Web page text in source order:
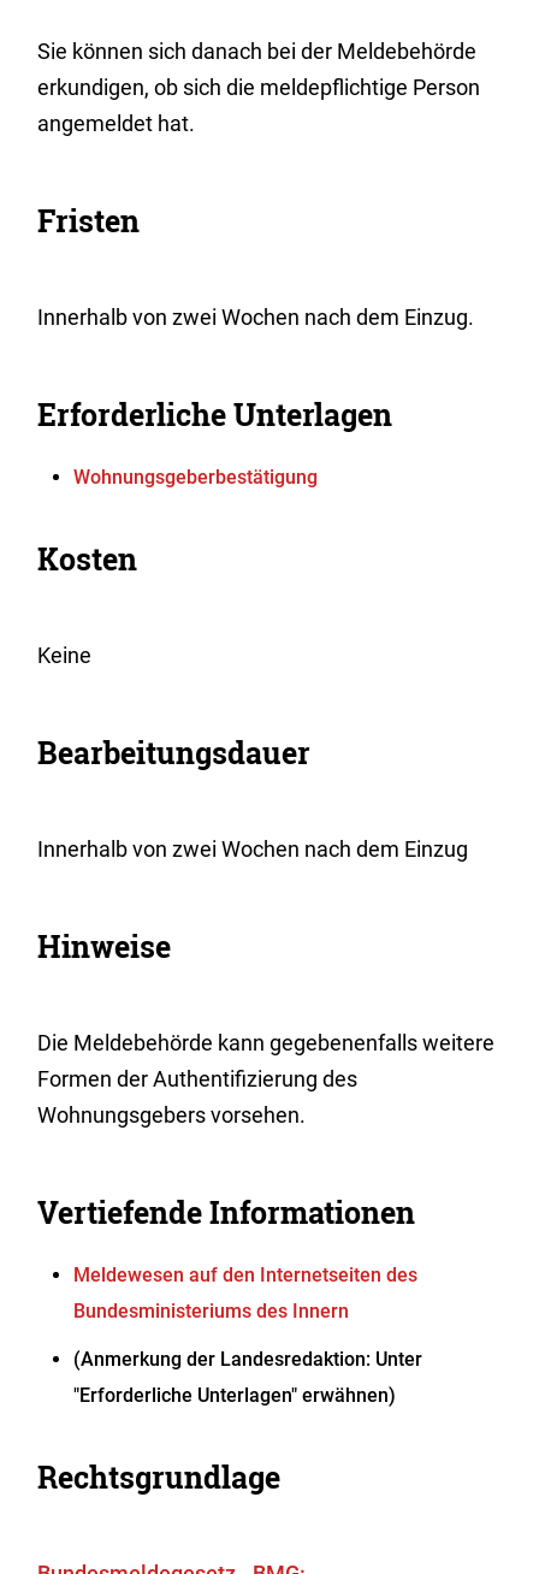
Sie können sich danach bei der Meldebehörde
erkundigen, ob sich die meldepflichtige Person
angemeldet hat.
Fristen
Innerhalb von zwei Wochen nach dem Einzug.
Erforderliche Unterlagen
Wohnungsgeberbestätigung
Kosten
Keine
Bearbeitungsdauer
Innerhalb von zwei Wochen nach dem Einzug
Hinweise
Die Meldebehörde kann gegebenenfalls weitere
Formen der Authentifizierung des
Wohnungsgebers vorsehen.
Vertiefende Informationen
Meldewesen auf den Internetseiten des
Bundesministeriums des Innern
(Anmerkung der Landesredaktion: Unter
"Erforderliche Unterlagen" erwähnen)
Rechtsgrundlage